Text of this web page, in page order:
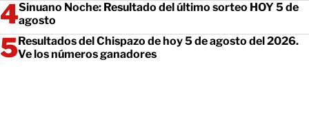
Sinuano Noche: Resultado del último sorteo HOY 5 de
agosto
Resultados del Chispazo de hoy 5 de agosto del 2026.
Ve los números ganadores